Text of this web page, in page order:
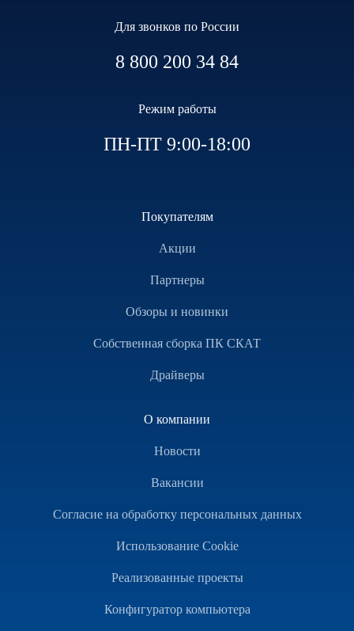
Для звонков по России
8 800 200 34 84
Режим работы
ПН-ПТ 9:00-18:00
Покупателям
Акции
Партнеры
Обзоры и новинки
Собственная сборка ПК СКАТ
Драйверы
О компании
Новости
Вакансии
Согласие на обработку персональных данных
Использование Cookie
Реализованные проекты
Конфигуратор компьютера